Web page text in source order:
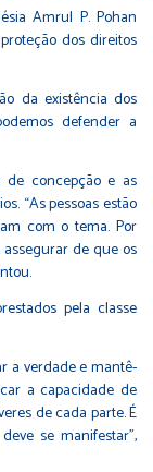
Amrul P. Pohan
dos direitos
da existência dos
defender a
concepção e as
“As pessoas estão
com o tema. Por
de que os
pela classe
a verdade e mantê-
a capacidade de
de cada parte. É
se manifestar”,